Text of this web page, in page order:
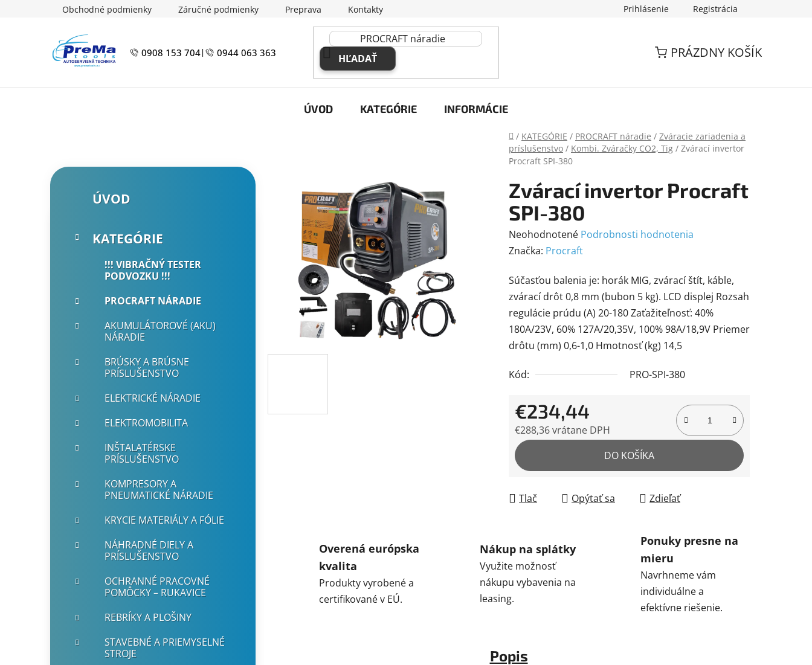
Obchodné podmienky Záručné podmienky Preprava Kontakty Prihlásenie Registrácia
0908 153 704| 0944 063 363 HĽADAŤ PRÁZDNY KOŠÍK
ÚVOD KATEGÓRIE INFORMÁCIE
Domov
/ KATEGÓRIE / PROCRAFT náradie / Zváracie zariadenia a
príslušenstvo / Kombi. Zváračky CO2, Tig / Zvárací invertor
Procraft SPI-380
Preskočiť
kategórie
e
g
e
ÚVOD
KATEGÓRIE
!!! VIBRAČNÝ TESTER
PODVOZKU !!!
PROCRAFT NÁRADIE
AKUMULÁTOROVÉ (AKU)
NÁRADIE
BRÚSKY A BRÚSNE
PRÍSLUŠENSTVO
ELEKTRICKÉ NÁRADIE
ELEKTROMOBILITA
INŠTALATÉRSKE
PRÍSLUŠENSTVO
KOMPRESORY A
PNEUMATICKÉ NÁRADIE
KRYCIE MATERIÁLY A FÓLIE
NÁHRADNÉ DIELY A
PRÍSLUŠENSTVO
OCHRANNÉ PRACOVNÉ
POMÔCKY – RUKAVICE
REBRÍKY A PLOŠINY
STAVEBNÉ A PRIEMYSELNÉ
STROJE
Zvárací invertor Procraft
SPI-380
Priemerné
hodnotenie
je
0,0
z
5
hviezdičiek.
Neohodnotené Podrobnosti hodnotenia
Značka: Procraft
Súčasťou balenia je: horák MIG, zvárací štít, káble,
zvárací drôt 0,8 mm (bubon 5 kg). LCD displej Rozsah
regulácie prúdu (A) 20-180 Zaťažiteľnosť: 40%
180A/23V, 60% 127A/20,35V, 100% 98A/18,9V Priemer
drôtu (mm) 0,6-1,0 Hmotnosť (kg) 14,5
Kód: PRO-SPI-380
€234,44
€288,36 vrátane DPH
Jednotková cena:
DO KOŠÍKA
Tlač Opýtať sa Zdieľať
Overená európska
kvalita
Produkty vyrobené a
certifikované v EÚ.
Nákup na splátky
Využite možnosť
nákupu vybavenia na
leasing.
Ponuky presne na
mieru
Navrhneme vám
individuálne a
efektívne riešenie.
Popis